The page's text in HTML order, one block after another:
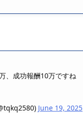
、成功報酬10万ですね
June 19, 2025